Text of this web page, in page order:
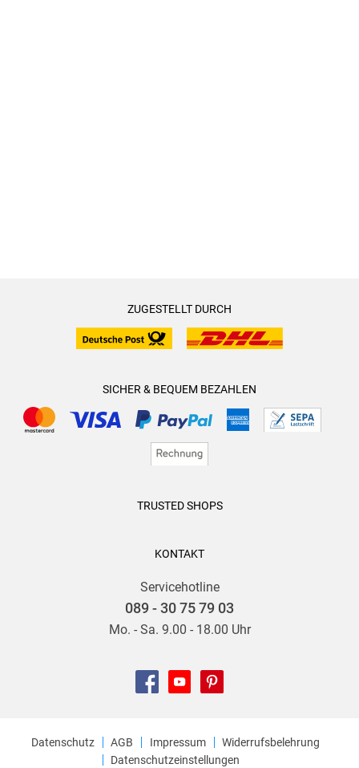
ZUGESTELLT DURCH
SICHER & BEQUEM BEZAHLEN
TRUSTED SHOPS
KONTAKT
Servicehotline
089 - 30 75 79 03
Mo. - Sa. 9.00 - 18.00 Uhr
Datenschutz AGB Impressum
Widerrufsbelehrung
Datenschutzeinstellungen